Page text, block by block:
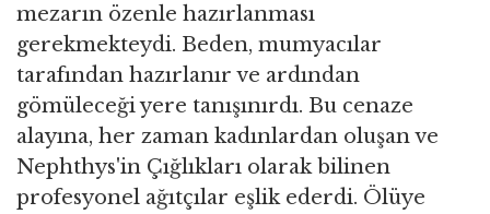
mezarın özenle hazırlanması
gerekmekteydi. Beden, mumyacılar
tarafından hazırlanır ve ardından
gömüleceği yere tanışınırdı. Bu cenaze
alayına, her zaman kadınlardan oluşan ve
Nephthys'in Çığlıkları olarak bilinen
profesyonel ağıtçılar eşlik ederdi. Ölüye